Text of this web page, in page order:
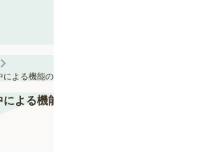
による機能の不具合（復旧済み）